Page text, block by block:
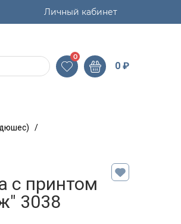
Личный кабинет
0
0 ₽
дюшес) /
с принтом
3038